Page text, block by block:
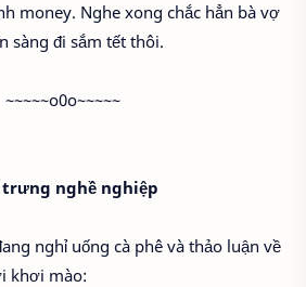
money. Nghe xong chắc hẳn bà vợ
sàng đi sắm tết thôi.
~~~~~o0o~~~~~
trưng nghề nghiệp
nghỉ uống cà phê và thảo luận về
khơi mào: